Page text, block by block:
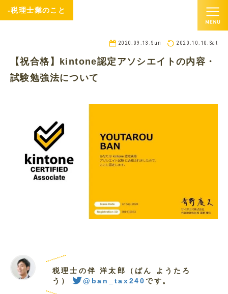
-税理士業のこと
2020.09.13.Sun 2020.10.10.Sat
【祝合格】kintone認定アソシエイトの内容・
試験勉強法について
税理士の伴 洋太郎（ばん ようたろ
う）
@ban_tax240 です。